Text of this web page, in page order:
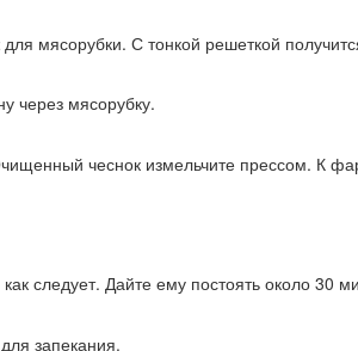
мясорубки. С тонкой решеткой
через мясорубку.
чеснок измельчите прессом. К
следует. Дайте ему постоять около 30
запекания.